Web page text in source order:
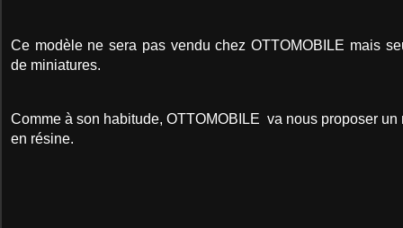
Ce modèle ne sera pas vendu chez OTTOMOBILE mais
de miniatures.
Comme à son habitude, OTTOMOBILE va nous proposer un
en résine.